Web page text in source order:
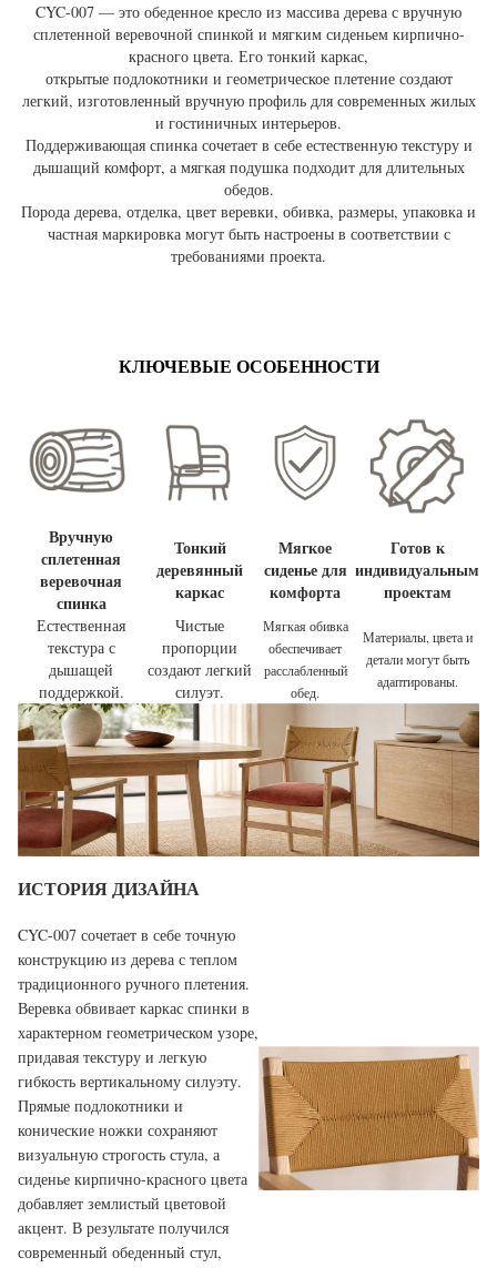
CYC-007 — это обеденное кресло из массива дерева с вручную
сплетенной веревочной спинкой и мягким сиденьем кирпично-
красного цвета. Его тонкий каркас,
открытые подлокотники и геометрическое плетение создают
легкий, изготовленный вручную профиль для современных жилых
и гостиничных интерьеров.
Поддерживающая спинка сочетает в себе естественную текстуру и
дышащий комфорт, а мягкая подушка подходит для длительных
обедов.
Порода дерева, отделка, цвет веревки, обивка, размеры, упаковка и
частная маркировка могут быть настроены в соответствии с
требованиями проекта.
КЛЮЧЕВЫЕ ОСОБЕННОСТИ
Вручную
сплетенная
веревочная
спинка
Тонкий
деревянный
каркас
Мягкое
сиденье для
комфорта
Готов к
индивидуальным
проектам
Естественная
текстура с
дышащей
поддержкой.
Чистые
пропорции
создают легкий
силуэт.
Мягкая обивка
обеспечивает
расслабленный
обед.
Материалы, цвета и
детали могут быть
адаптированы.
ИСТОРИЯ ДИЗАЙНА
CYC-007 сочетает в себе точную
конструкцию из дерева с теплом
традиционного ручного плетения.
Веревка обвивает каркас спинки в
характерном геометрическом узоре,
придавая текстуру и легкую
гибкость вертикальному силуэту.
Прямые подлокотники и
конические ножки сохраняют
визуальную строгость стула, а
сиденье кирпично-красного цвета
добавляет землистый цветовой
акцент. В результате получился
современный обеденный стул,